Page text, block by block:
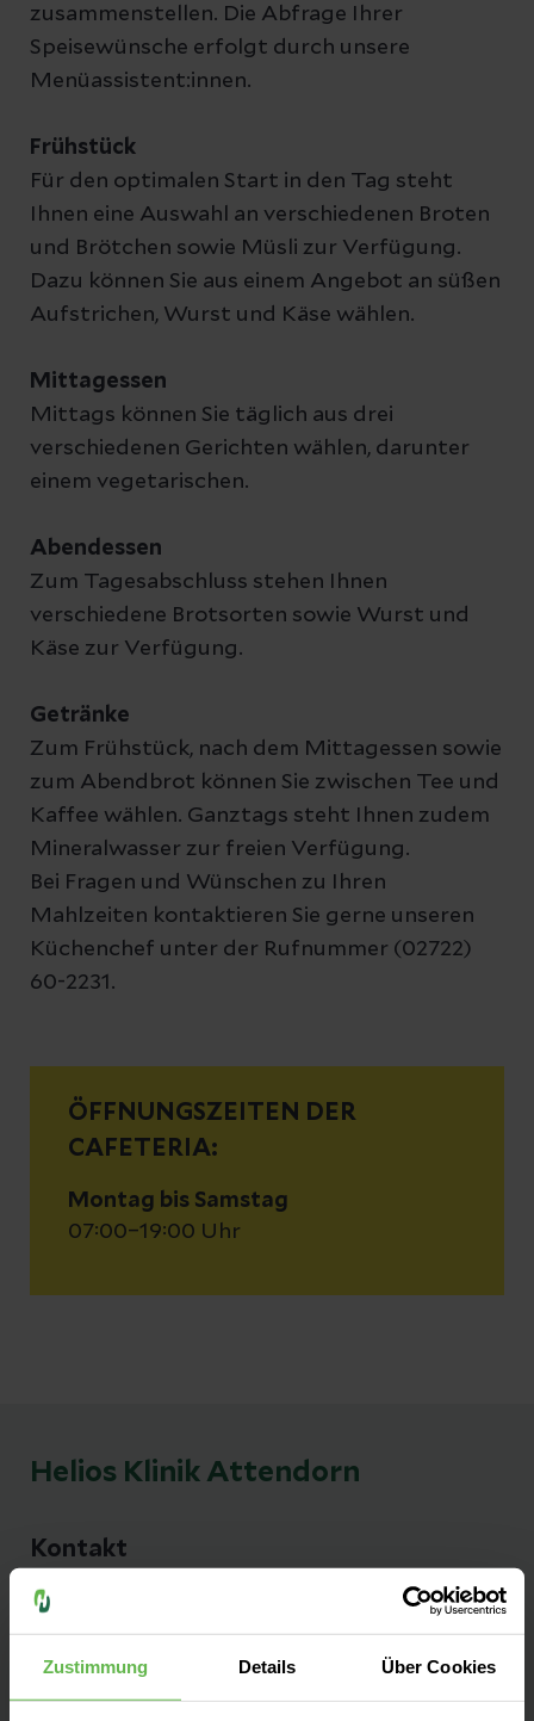
Zustimmung Details Über Cookies
zusammenstellen. Die Abfrage Ihrer
Speisewünsche erfolgt durch unsere
Menüassistent:innen.
Frühstück
Für den optimalen Start in den Tag steht
Ihnen eine Auswahl an verschiedenen Broten
und Brötchen sowie Müsli zur Verfügung.
Dazu können Sie aus einem Angebot an süßen
Aufstrichen, Wurst und Käse wählen.
Mittagessen
Mittags können Sie täglich aus drei
verschiedenen Gerichten wählen, darunter
einem vegetarischen.
Abendessen
Zum Tagesabschluss stehen Ihnen
verschiedene Brotsorten sowie Wurst und
Käse zur Verfügung.
Getränke
Zum Frühstück, nach dem Mittagessen sowie
zum Abendbrot können Sie zwischen Tee und
Kaffee wählen. Ganztags steht Ihnen zudem
Mineralwasser zur freien Verfügung.
Bei Fragen und Wünschen zu Ihren
Mahlzeiten kontaktieren Sie gerne unseren
Küchenchef unter der Rufnummer (02722)
60-2231.
ÖFFNUNGSZEITEN DER
CAFETERIA:
Montag bis Samstag
07:00–19:00 Uhr
Helios Klinik Attendorn
Kontakt
Hohler Weg 9
57439 Attendorn